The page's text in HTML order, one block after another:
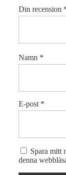
Din recension
Namn *
E-post *
Spara mitt
denna